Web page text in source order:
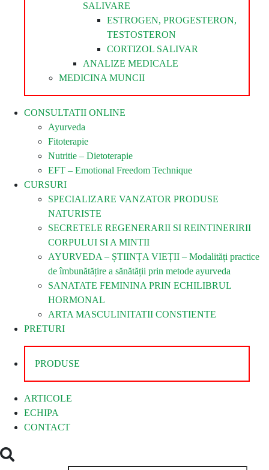
SALIVARE
ESTROGEN, PROGESTERON,
TESTOSTERON
CORTIZOL SALIVAR
ANALIZE MEDICALE
MEDICINA MUNCII
CONSULTATII ONLINE
Ayurveda
Fitoterapie
Nutritie – Dietoterapie
EFT – Emotional Freedom Technique
CURSURI
SPECIALIZARE VANZATOR PRODUSE
NATURISTE
SECRETELE REGENERARII SI REINTINERIRII
CORPULUI SI A MINTII
AYURVEDA – ȘTIINȚA VIEȚII – Modalități practice
de îmbunătățire a sănătății prin metode ayurveda
SANATATE FEMININA PRIN ECHILIBRUL
HORMONAL
ARTA MASCULINITATII CONSTIENTE
PRETURI
PRODUSE
ARTICOLE
ECHIPA
CONTACT